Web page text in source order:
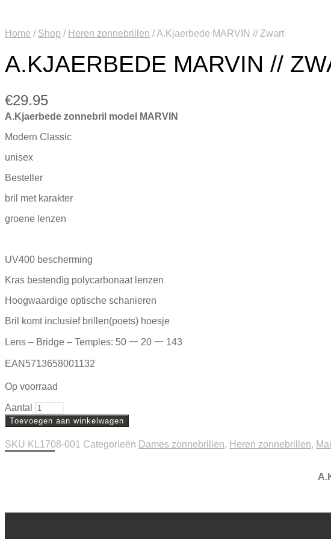
Home / Shop / Heren zonnebrillen /A.Kjaerbede MARVIN // Zwart
A.KJAERBEDE MARVIN //
€29.95
A.Kjaerbede zonnebril model MARVIN
Modern Classic
unisex
Besteller
bril met karakter
groene lenzen
UV400 bescherming
Kras bestendig polycarbonaat lenzen
Hoogwaardige optische schanieren
Bril komt inclusief brillen(poets) hoesje
Lens – Bridge – Temples: 50 一 20 一 143
EAN5713658001132
Op voorraad
Aantal
Toevoegen aan winkelwagen
SKU KL1708-001 Categorieën Dames zonnebrillen, Heren zonnebrillen,